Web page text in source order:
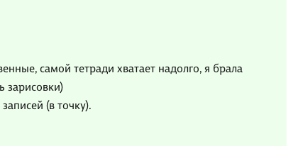
самой тетради хватает надолго, я брала
зарисовки)
(в точку).